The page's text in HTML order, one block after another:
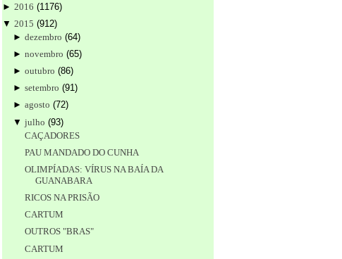
► 2016 (1176)
▼ 2015 (912)
►dezembro (64)
►novembro (65)
►outubro (86)
►setembro (91)
►agosto (72)
▼julho (93)
CAÇADORES
PAU MANDADO DO CUNHA
OLIMPÍADAS: VÍRUS NA BAÍA DA
GUANABARA
RICOS NA PRISÃO
CARTUM
OUTROS "BRAS"
CARTUM